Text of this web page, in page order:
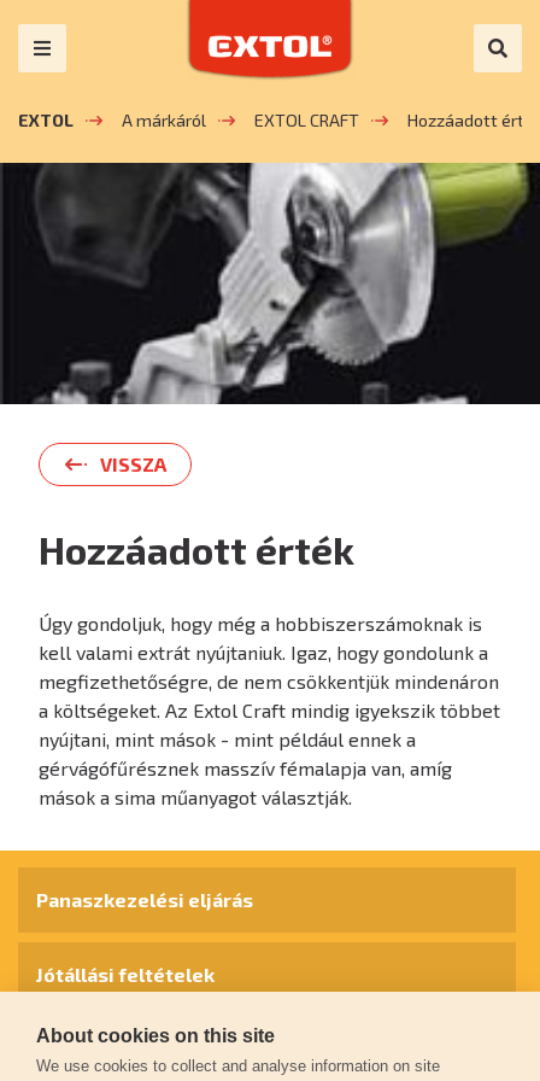
EXTOL A márkáról EXTOL CRAFT Hozzáadott
VISSZA
Hozzáadott érték
Úgy gondoljuk, hogy még a hobbiszerszámoknak is
kell valami extrát nyújtaniuk. Igaz, hogy gondolunk a
megfizethetőségre, de nem csökkentjük mindenáron
a költségeket. Az Extol Craft mindig igyekszik többet
nyújtani, mint mások - mint például ennek a
gérvágófűrésznek masszív fémalapja van, amíg
mások a sima műanyagot választják.
Panaszkezelési eljárás
Jótállási feltételek
Személyes adatok védelme
About cookies on this site
We use cookies to collect and analyse information on site